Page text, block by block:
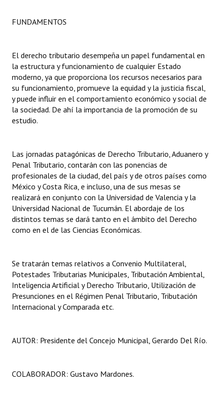
INSTITUCIONAL
Antiguos Pobladores
Noticias Destacadas
Datos Históricos
Premio al Mérito - Registro
Audiencias Públicas - Registro
Mujeres que Dejaron Huellas - Registro
Periodistas Decanos - Registro
Banca del Vecino - Registro
Huéspedes de Honor - Registro
Reconocimientos - Registro
Entrega de distinciones
FUNDAMENTOS
El derecho tributario desempeña un papel fundamental en
la estructura y funcionamiento de cualquier Estado
moderno, ya que proporciona los recursos necesarios para
su funcionamiento, promueve la equidad y la justicia fiscal,
y puede influir en el comportamiento económico y social de
la sociedad. De ahí la importancia de la promoción de su
estudio.
Las jornadas patagónicas de Derecho Tributario, Aduanero y
Penal Tributario, contarán con las ponencias de
profesionales de la ciudad, del país y de otros países como
México y Costa Rica, e incluso, una de sus mesas se
realizará en conjunto con la Universidad de Valencia y la
Universidad Nacional de Tucumán. El abordaje de los
distintos temas se dará tanto en el ámbito del Derecho
como en el de las Ciencias Económicas.
Se tratarán temas relativos a Convenio Multilateral,
Potestades Tributarias Municipales, Tributación Ambiental,
Inteligencia Artificial y Derecho Tributario, Utilización de
Presunciones en el Régimen Penal Tributario, Tributación
Internacional y Comparada etc.
AUTOR: Presidente del Concejo Municipal, Gerardo Del Río.
COLABORADOR: Gustavo Mardones.